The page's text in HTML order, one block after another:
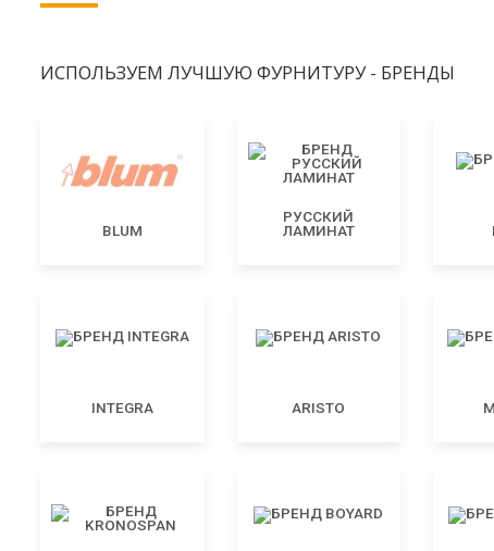
ИСПОЛЬЗУЕМ ЛУЧШУЮ ФУРНИТУРУ - БРЕНДЫ
BLUM
РУССКИЙ
ЛАМИНАТ
INTEGRA ARISTO